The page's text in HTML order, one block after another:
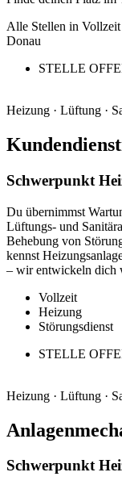
Alle Stellen in
Donau
STELLE
Heizung · Lüftung ·
Schwerpunkt
Du übernimmst
Lüftungs- und
Behebung von
kennst
– wir entwickeln dich
Vollzeit
Heizung
Störungsdienst
STELLE
Heizung · Lüftung ·
Schwerpunkt